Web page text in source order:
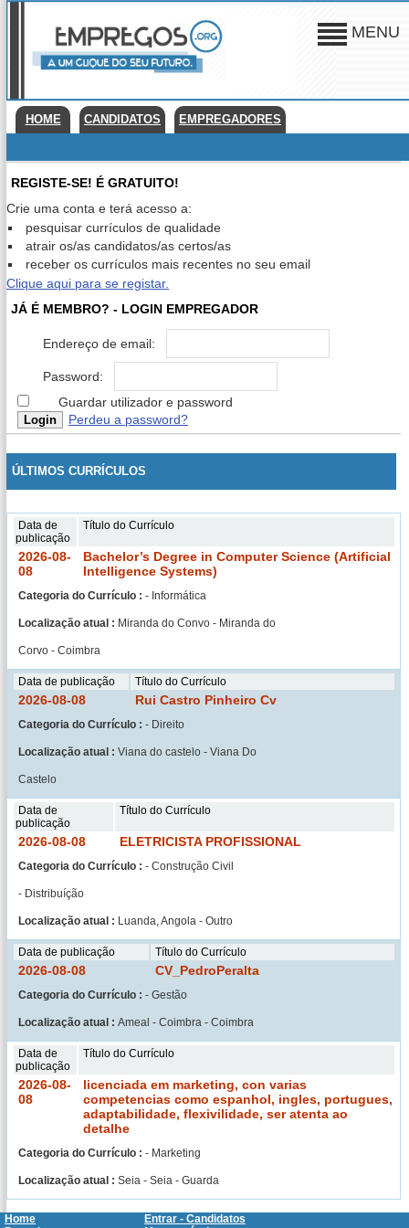
MENU
HOME CANDIDATOS EMPREGADORES
REGISTE-SE! É GRATUITO!
Crie uma conta e terá acesso a:
pesquisar currículos de qualidade
atrair os/as candidatos/as certos/as
receber os currículos mais recentes no seu email
Clique aqui para se registar.
JÁ É MEMBRO? - LOGIN EMPREGADOR
Endereço de email:
Password:
Guardar utilizador e password
Perdeu a password?
ÚLTIMOS CURRÍCULOS
Data de
publicação
Título do Currículo
2026-08-
08
Bachelor’s Degree in Computer Science (Artificial
Intelligence Systems)
Categoria do Currículo : - Informática
Localização atual : Miranda do Convo - Miranda do
Corvo - Coimbra
Data de publicação Título do Currículo
2026-08-08 Rui Castro Pinheiro Cv
Categoria do Currículo : - Direito
Localização atual : Viana do castelo - Viana Do
Castelo
Data de
publicação
Título do Currículo
2026-08-08 ELETRICISTA PROFISSIONAL
Categoria do Currículo : - Construção Civil
- Distribuíção
Localização atual : Luanda, Angola - Outro
Data de publicação Título do Currículo
2026-08-08 CV_PedroPeralta
Categoria do Currículo : - Gestão
Localização atual : Ameal - Coimbra - Coimbra
Data de
publicação
Título do Currículo
2026-08-
08
licenciada em marketing, con varias
competencias como espanhol, ingles, portugues,
adaptabilidade, flexivilidade, ser atenta ao
detalhe
Categoria do Currículo : - Marketing
Localização atual : Seia - Seia - Guarda
Home
Entrar - Candidatos